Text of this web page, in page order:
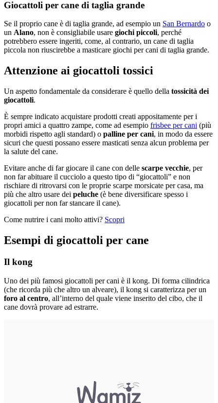
Giocattoli per cane di taglia grande
Se il proprio cane è di taglia grande, ad esempio un San Bernardo o
un Alano, non è consigliabile usare giochi piccoli, perché
potrebbero essere ingeriti, come, al contrario, un cane di taglia
piccola non riuscirebbe a masticare giochi per cani di taglia grande.
Attenzione ai giocattoli tossici
Un aspetto fondamentale da considerare è quello della tossicità dei
giocattoli.
È sempre indicato acquistare prodotti creati appositamente per i
propri amici a quattro zampe, come ad esempio frisbee per cani (più
morbidi rispetto agli standard) o palline per cani, in modo da essere
sicuri che questi possano essere masticati senza alcun problema per
la salute del cane.
Evitare anche di far giocare il cane con delle scarpe vecchie, per
non far abituare il cucciolo a questo tipo di “giocattoli” e non
rischiare di ritrovarsi con le proprie scarpe morsicate per casa, ma
più che altro usare dei peluche (è bene diversificare spesso i
giocattoli per non far stancare il cane).
Come nutrire i cani molto attivi? Scopri
Esempi di giocattoli per cane
Il kong
Uno dei più famosi giocattoli per cani è il kong. Di forma cilindrica
(che ricorda più che altro un alveare), il kong si caratterizza per un
foro al centro, all’interno del quale viene inserito del cibo, che il
cane dovrà provare ad estrarre.